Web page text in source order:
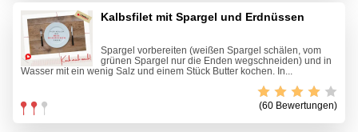
Kalbsfilet mit Spargel und Erdnüssen
Spargel vorbereiten (weißen Spargel schälen, vom
grünen Spargel nur die Enden wegschneiden) und in
Wasser mit ein wenig Salz und einem Stück Butter kochen. In...
(60 Bewertungen)